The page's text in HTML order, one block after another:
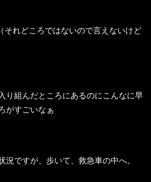
それどころではないので言えないけど
り組んだところにあるのにこんなに早
がすごいなぁ
況ですが、歩いて、救急車の中へ。